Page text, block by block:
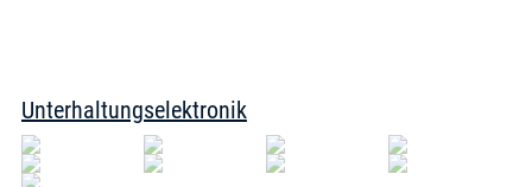
Unterhaltungselektronik